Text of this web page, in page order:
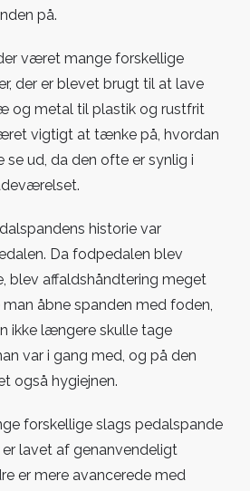
på.
været mange forskellige
der er blevet brugt til at lave
og metal til plastik og rustfrit
vigtigt at tænke på, hvordan
se ud, da den ofte er synlig i
historie var
Da fodpedalen blev
blev affaldshåndtering meget
åbne spanden med foden,
ikke længere skulle tage
var i gang med, og på den
også hygiejnen.
forskellige slags pedalspande
lavet af genanvendeligt
er mere avancerede med